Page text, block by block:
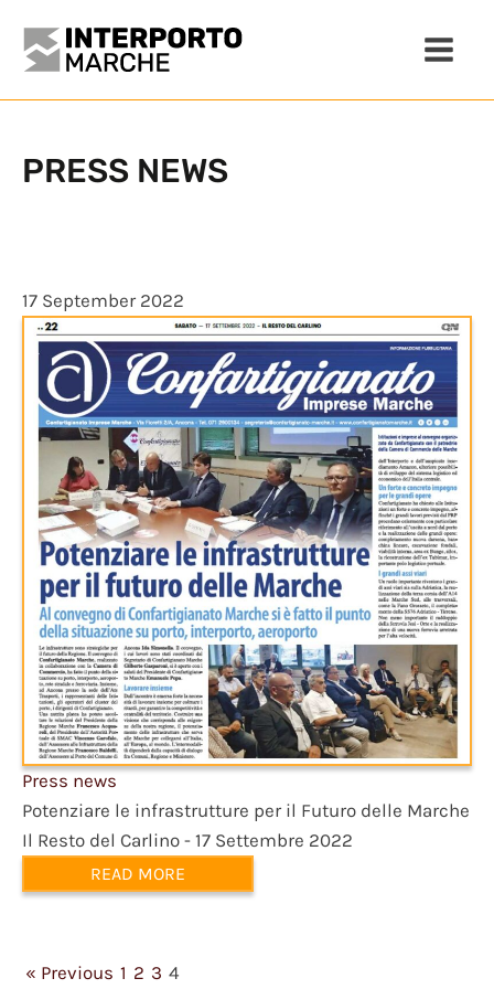
PRESS NEWS
17 September 2022
Press news
Potenziare le infrastrutture per il Futuro delle Marche
Il Resto del Carlino - 17 Settembre 2022
READ MORE
« Previous 1 2 3 4